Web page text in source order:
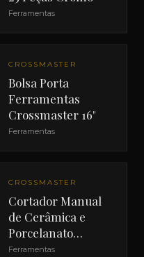
Ferramentas
CROSSMASTER
Bolsa Porta
Ferramentas
Crossmaster 16"
Ferramentas
CROSSMASTER
Cortador Manual
de Cerâmica e
Porcelanato
Crossmaster 24"
Ferramentas